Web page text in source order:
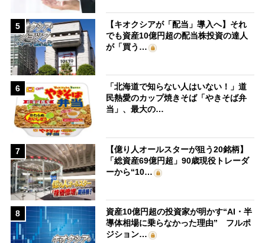
5
【キオクシアが「配当」導入へ】それ
でも資産10億円超の配当株投資の達人
が「買う…
6
「北海道で知らない人はいない！」道
民熱愛のカップ焼きそば「やきそば弁
当」、最大の…
7
【億り人オールスターが狙う20銘柄】
「総資産69億円超」90歳現役トレーダ
ーから“10…
8
資産10億円超の投資家が明かす“AI・半
導体相場に乗らなかった理由” フルポ
ジション…